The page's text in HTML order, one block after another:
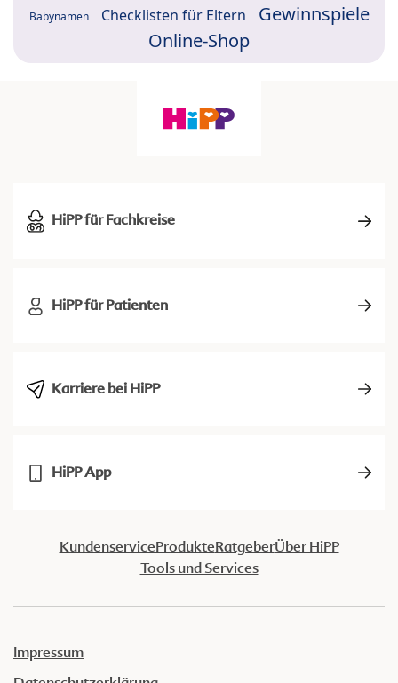
Babynamen Checklisten für Eltern
Gewinnspiele
Online-Shop
HiPP für Fachkreise
HiPP für Patienten
Karriere bei HiPP
HiPP App
KundenserviceProdukteRatgeberÜber HiPP
Tools und Services
Impressum